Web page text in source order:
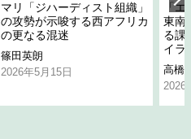
マリ「ジハーディスト組織」
の攻勢が示唆する西アフリカ
の更なる混迷
篠田英朗
2026年5月15日
「
東南
る課
イラ
高橋
2026